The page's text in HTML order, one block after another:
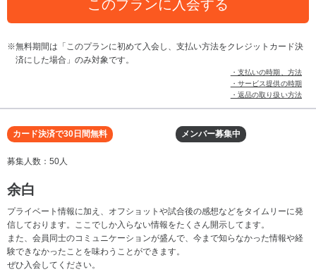
このプランに入会する
無料期間は「このプランに初めて入会し、支払い方法をクレジットカード決
済にした場合」のみ対象です。
・支払いの時期、方法
・サービス提供の時期
・返品の取り扱い方法
メンバー募集中
カード決済で30日間無料
募集人数：50人
余白
プライベート情報に加え、オフショットや試合後の感想などをタイムリーに発
信しております。ここでしか入らない情報をたくさん開示してます。
また、会員同士のコミュニケーションが盛んで、今まで知らなかった情報や経
験できなかったことを味わうことができます。
ぜひ入会してください。